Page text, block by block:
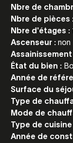
Nbre de
Nbre de pièces
Nbre d'étages :
Ascenseur :non
Assainissement
État du bien :
Année de
Surface du
Type de
Mode de
Type de
Année de